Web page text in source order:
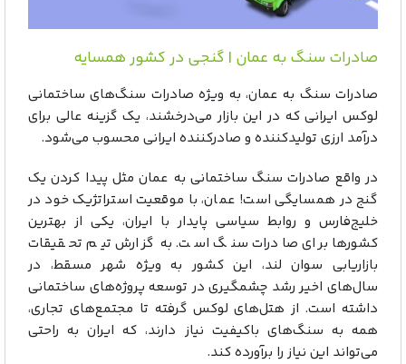
صادرات سنگ به عمان | گنجی در کشور همسایه
صادرات سنگ به عمان، به ویژه صادرات سنگ‌های ساختمانی
لوکس ایرانی که در این بازار می‌درخشند، یک گزینه عالی برای
درآمد ارزی تولیدکننده و صادرکننده ایرانی محسوب می‌شود.
در واقع صادرات سنگ ساختمانی به عمان مثل پیدا کردن یک
گنج در همسایگی است! عمان، با موقعیت استراتژیک خود در
خلیج‌فارس و روابط سیاسی پایدار با ایران، یکی از بهترین
کشورها برای صادرات سنگ‌ است. به گزارش تیم تحقیقات
بازاریابی سوان لند، این کشور به‌ ویژه شهر مسقط، در
سال‌های اخیر رشد چشمگیری در توسعه پروژه‌های ساختمانی
داشته است. از هتل‌های لوکس گرفته تا مجتمع‌های تجاری،
همه به سنگ‌های باکیفیت نیاز دارند، که ایران به راحتی
می‌تواند این نیاز را برآورده کند.